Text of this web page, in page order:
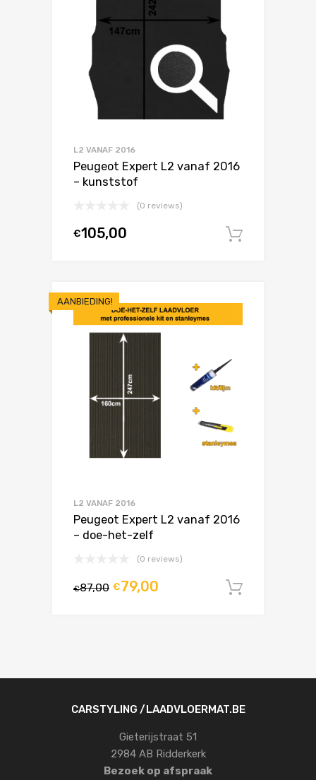
L2 VANAF 2016
Peugeot Expert L2 vanaf 2016
– kunststof
(0 reviews)
€105,00
AANBIEDING!
L2 VANAF 2016
Peugeot Expert L2 vanaf 2016
– doe-het-zelf
(0 reviews)
€87,00 €79,00
CARSTYLING /LAADVLOERMAT.BE
Gieterijstraat 51
2984 AB Ridderkerk
Bezoek op afspraak